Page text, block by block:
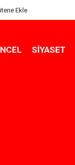
Ekle
SIYASET